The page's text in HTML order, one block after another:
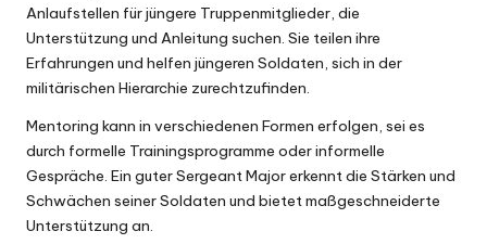
Anlaufstellen für jüngere Truppenmitglieder, die
Unterstützung und Anleitung suchen. Sie teilen ihre
Erfahrungen und helfen jüngeren Soldaten, sich in der
militärischen Hierarchie zurechtzufinden.
Mentoring kann in verschiedenen Formen erfolgen, sei es
durch formelle Trainingsprogramme oder informelle
Gespräche. Ein guter Sergeant Major erkennt die Stärken und
Schwächen seiner Soldaten und bietet maßgeschneiderte
Unterstützung an.